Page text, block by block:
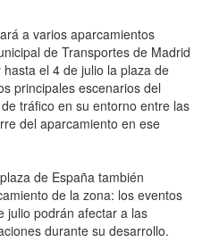
a varios aparcamientos
de Transportes de Madrid
el 4 de julio la plaza de
principales escenarios del
tráfico en su entorno entre las
del aparcamiento en ese
de España también
de la zona: los eventos
julio podrán afectar a las
durante su desarrollo.